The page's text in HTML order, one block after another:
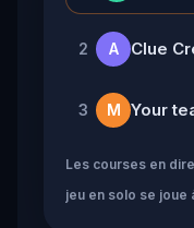
2 A Clue
3 M Your
Les courses en
jeu en solo se joue